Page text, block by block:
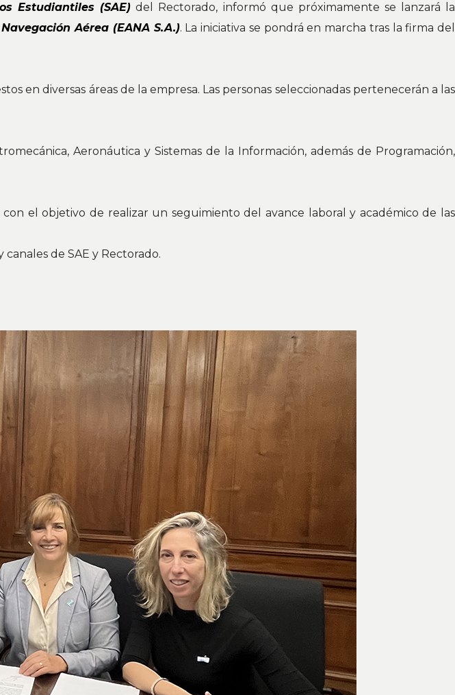
Estudiantiles (SAE) del Rectorado, informó que próximamente se lanzará la
Aérea (EANA S.A.). La iniciativa se pondrá en marcha tras la firma del
en diversas áreas de la empresa. Las personas seleccionadas pertenecerán a las
Aeronáutica y Sistemas de la Información, además de Programación,
con el objetivo de realizar un seguimiento del avance laboral y académico de las
de SAE y Rectorado.